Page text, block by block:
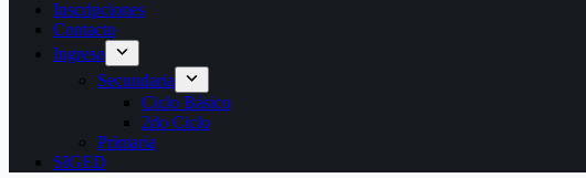
Inscripciones
Contacto
Ingreso
Secundaria
Ciclo Básico
2do Ciclo
Primaria
SIGED